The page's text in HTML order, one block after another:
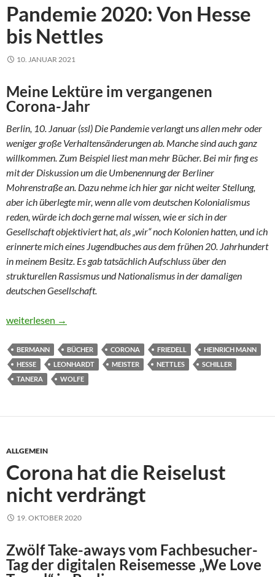
Pandemie 2020: Von Hesse
bis Nettles
10. JANUAR 2021
Meine Lektüre im vergangenen
Corona-Jahr
Berlin, 10. Januar (ssl) Die Pandemie verlangt uns allen mehr oder
weniger große Verhaltensänderungen ab. Manche sind auch ganz
willkommen. Zum Beispiel liest man mehr Bücher. Bei mir fing es
mit der Diskussion um die Umbenennung der Berliner
Mohrenstraße an. Dazu nehme ich hier gar nicht weiter Stellung,
aber ich überlegte mir, wenn alle vom deutschen Kolonialismus
reden, würde ich doch gerne mal wissen, wie er sich in der
Gesellschaft objektiviert hat, als „wir“ noch Kolonien hatten, und ich
erinnerte mich eines Jugendbuches aus dem frühen 20. Jahrhundert
in meinem Besitz. Es gab tatsächlich Aufschluss über den
strukturellen Rassismus und Nationalismus in der damaligen
deutschen Gesellschaft.
Pandemie 2020: Von Hesse bis Nettles
weiterlesen →
BERMANN BÜCHER CORONA FRIEDELL
HEINRICH MANN
HESSE
LEONHARDT MEISTER NETTLES
SCHILLER
TANERA
WOLFE
ALLGEMEIN
Corona hat die Reiselust
nicht verdrängt
19. OKTOBER 2020
Zwölf Take-aways vom Fachbesucher-
Tag der digitalen Reisemesse „We Love